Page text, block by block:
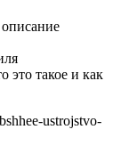
это такое и как
ustrojstvo-